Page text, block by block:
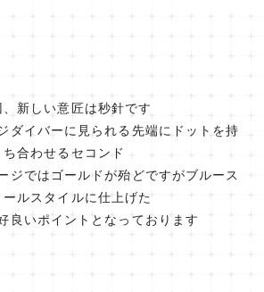
、新しい意匠は秒針です
ダイバーに見られる先端にドットを持
ち合わせるセコンド
ジではゴールドが殆どですがブルース
ールスタイルに仕上げた
良いポイントとなっております